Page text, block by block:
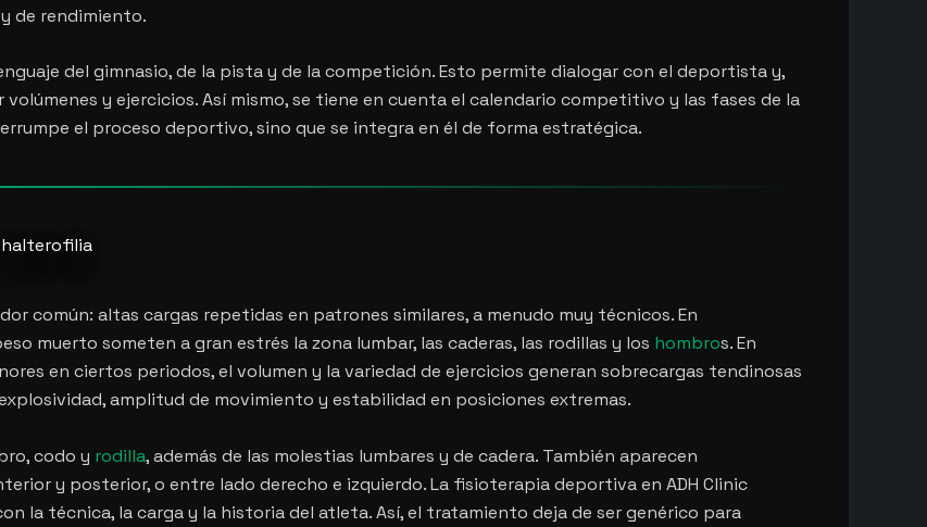
de rendimiento.
del gimnasio, de la pista y de la competición. Esto permite dialogar con el deportista y,
y ejercicios. Así mismo, se tiene en cuenta el calendario competitivo y las fases de la
el proceso deportivo, sino que se integra en él de forma estratégica.
común: altas cargas repetidas en patrones similares, a menudo muy técnicos. En
muerto someten a gran estrés la zona lumbar, las caderas, las rodillas y los hombros. En
en ciertos periodos, el volumen y la variedad de ejercicios generan sobrecargas tendinosas
amplitud de movimiento y estabilidad en posiciones extremas.
codo y rodilla, además de las molestias lumbares y de cadera. También aparecen
y posterior, o entre lado derecho e izquierdo. La fisioterapia deportiva en ADH Clinic
la técnica, la carga y la historia del atleta. Así, el tratamiento deja de ser genérico para